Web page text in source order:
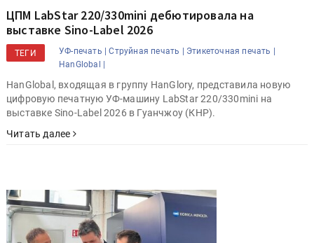
ЦПМ LabStar 220/330mini дебютировала на
выставке Sino-Label 2026
ТЕГИ УФ-печать | Струйная печать | Этикеточная печать |
HanGlobal |
HanGlobal, входящая в группу HanGlory, представила новую
цифровую печатную УФ-машину LabStar 220/330mini на
выставке Sino-Label 2026 в Гуанчжоу (КНР).
Читать далее